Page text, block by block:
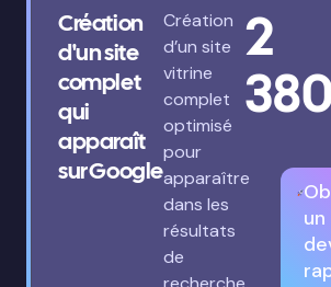
Création
d'un site
complet
qui
apparaît
sur Google
Création
d’un site
vitrine
complet
optimisé
pour
apparaître
dans les
résultats
de
2
un